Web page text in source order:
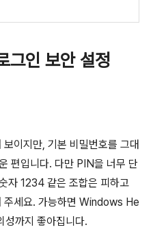
그인 보안 설정
이지만, 기본 비밀번호를 그대
편입니다. 다만 PIN을 너무 단
자 1234 같은 조합은 피하고
주세요. 가능하면 Windows He
성까지 좋아집니다.